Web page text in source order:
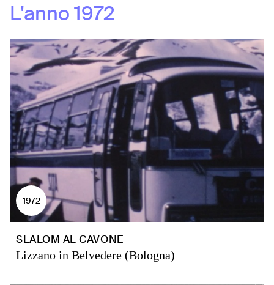
L'anno1972
1972
SLALOM AL CAVONE
Lizzano in Belvedere (Bologna)